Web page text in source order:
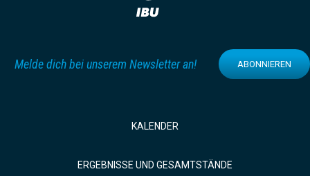
Melde dich bei unserem Newsletter an! ABONNIEREN
KALENDER
ERGEBNISSE UND GESAMTSTÄNDE